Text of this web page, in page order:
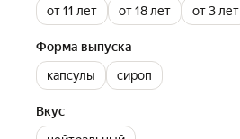
от 11 лет
от 18 лет от 3 лет
Форма выпуска
капсулы
сироп
Вкус